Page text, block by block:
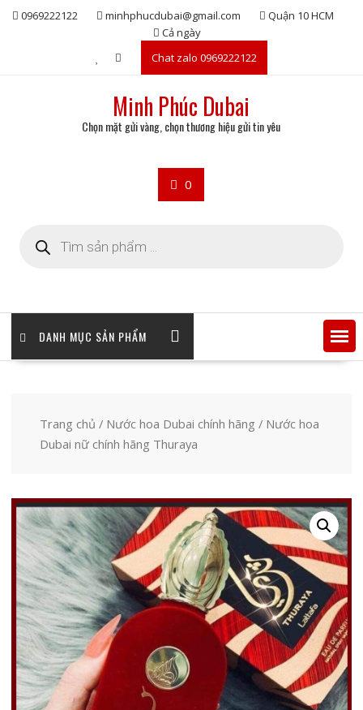
Skip0969222122 minhphucdubai@gmail.com
Quận 10 HCM
Cả ngày
Chat zalo 0969222122
Minh Phúc Dubai
Chọn mặt gửi vàng, chọn thương hiệu gửi tin yêu
0
kiếm
sản
DANH MỤC SẢN PHẨM
Trang chủ / Nước hoa Dubai chính hãng / Nước hoa
Dubai nữ chính hãng Thuraya